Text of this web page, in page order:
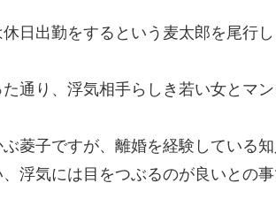
日出勤をするという麦太郎を尾行し
通り、浮気相手らしき若い女とマン
菱子ですが、離婚を経験している
浮気には目をつぶるのが良いとの事